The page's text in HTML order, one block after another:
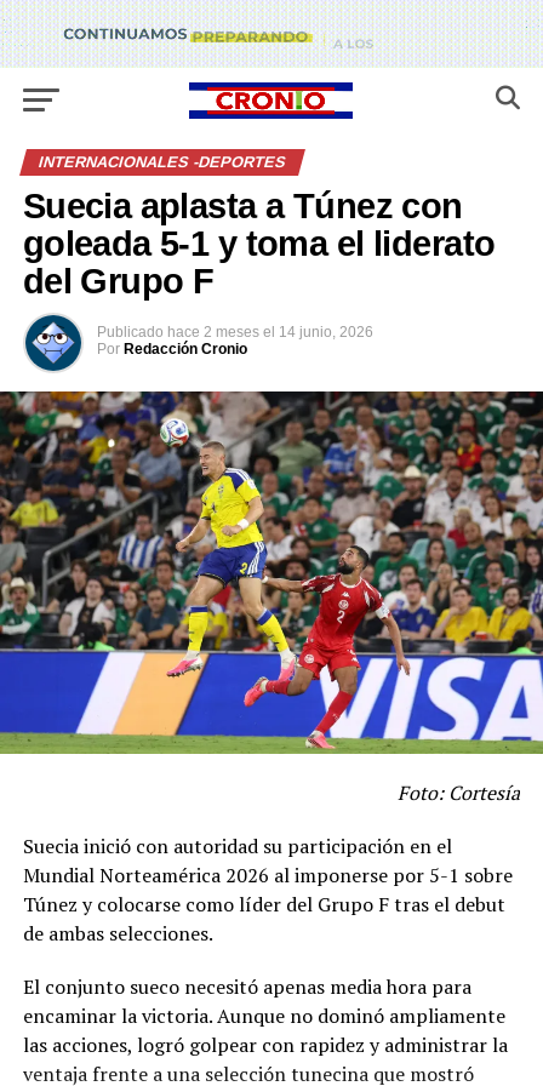
INTERNACIONALES -DEPORTES
Suecia aplasta a Túnez con
goleada 5-1 y toma el liderato
del Grupo F
Publicado hace 2 meses el 14 junio, 2026
Por Redacción Cronio
Foto: Cortesía
Suecia inició con autoridad su participación en el
Mundial Norteamérica 2026 al imponerse por 5-1 sobre
Túnez y colocarse como líder del Grupo F tras el debut
de ambas selecciones.
El conjunto sueco necesitó apenas media hora para
encaminar la victoria. Aunque no dominó ampliamente
las acciones, logró golpear con rapidez y administrar la
ventaja frente a una selección tunecina que mostró